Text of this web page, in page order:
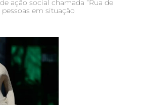
ação social chamada “Rua de
pessoas em situação